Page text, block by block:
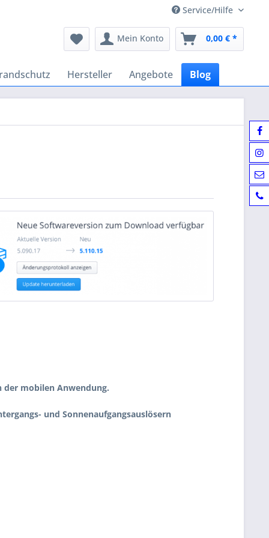
Service/Hilfe
Mein Konto 0,00 € *
Hersteller Angebote Blog
der mobilen Anwendung.
und Sonnenaufgangsauslösern